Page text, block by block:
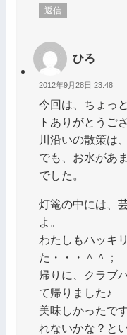
返信
ひろ
2012年9月28日 23:48
今回は、ちょっ
トありがとうご
川沿いの散策は
でも、お水があ
でした。
灯篭の中には、
よ。
わたしもハッキ
た・・・＾＾；
帰りに、クラブ
て帰りました♪
美味しかったで
れないかな？と